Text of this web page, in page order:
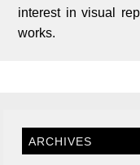
interest in visual
works.
ARCHIVES